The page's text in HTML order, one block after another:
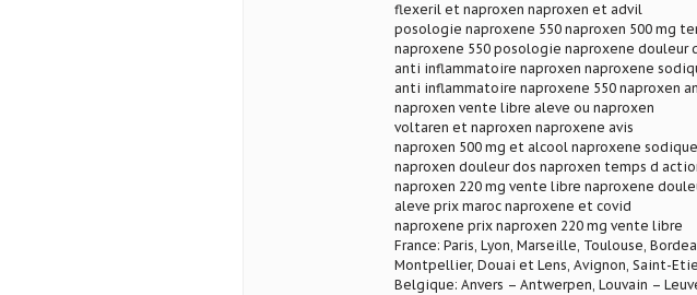
flexeril et naproxen naproxen et advil
posologie naproxene 550 naproxen 500 mg
naproxene 550 posologie naproxene douleur
anti inflammatoire naproxen naproxene
anti inflammatoire naproxene 550 naproxen
naproxen vente libre aleve ou naproxen
voltaren et naproxen naproxene avis
naproxen 500 mg et alcool naproxene
naproxen douleur dos naproxen temps d
naproxen 220 mg vente libre naproxene
aleve prix maroc naproxene et covid
naproxene prix naproxen 220 mg vente libre
France: Paris, Lyon, Marseille, Toulouse,
Montpellier, Douai et Lens, Avignon, Saint-
Belgique: Anvers – Antwerpen, Louvain –